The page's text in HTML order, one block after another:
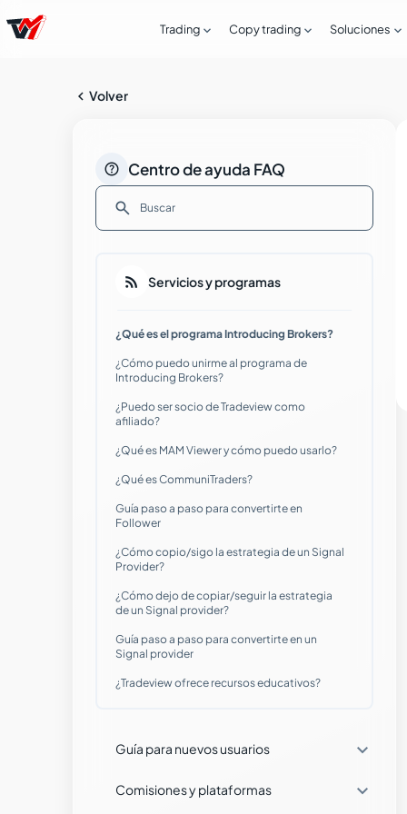
Trading Copy trading Soluciones 
 Volver
 Centro de ayuda FAQ

Tradeview Markets?
Live con Tradeview Markets
Problemas comunes en el proceso de
verificación de identidad
¿Qué mercados puedo operar con
Tradeview Markets?
¿Dónde puedo gestionar mis cuentas?
¿En qué horarios puedo operar con
Tradeview Markets?
¿Puedo abrir una cuenta demo con
Tradeview Markets?
¿Qué necesito para abrir una cuenta?
una aplicación?
Guía para nuevos usuarios 
Comisiones y plataformas 
 Servicios y programas
¿Qué es el programa Introducing Brokers?
¿Cómo puedo unirme al programa de
Introducing Brokers?
¿Puedo ser socio de Tradeview como
afiliado?
¿Qué es MAM Viewer y cómo puedo usarlo?
¿Qué es CommuniTraders?
Guía paso a paso para convertirte en
Follower
¿Cómo copio/sigo la estrategia de un Signal
Provider?
¿Cómo dejo de copiar/seguir la estrategia
de un Signal provider?
Guía paso a paso para convertirte en un
Signal provider
¿Tradeview ofrece recursos educativos?